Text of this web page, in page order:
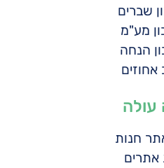
שברים
מע"מ
הנחה
אחוזים
עולה
חנות
אתרים